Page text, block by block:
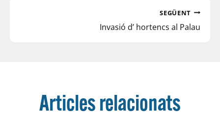
SEGÜENT
Invasió d’ hortencs al Palau
Articles relacionats